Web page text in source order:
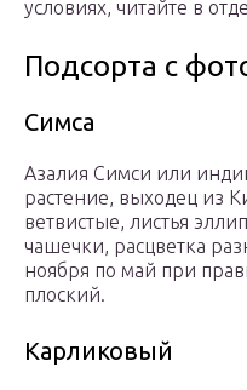
условиях, читайте в
Подсорта с
Симса
Азалия Симси или
растение, выходец из
ветвистые, листья
чашечки, расцветка
ноября по май при
плоский.
Карликовый